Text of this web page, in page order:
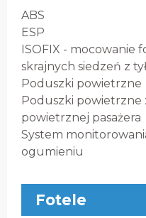
ABS
ESP
ISOFIX - mocowanie
skrajnych siedzeń z
Poduszki powietrzne
Poduszki powietrzne
powietrznej pasażera
System
ogumieniu
Fotele